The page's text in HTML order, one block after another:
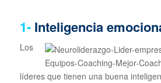
1- Inteligencia
Los
líderes que tienen una buena